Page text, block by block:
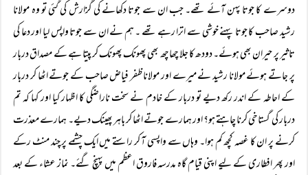
دوسرے کا جوتا پہن آئے تھے۔ جب ان سے جوتا دکھانے کی گزارش کی گئی تو وہ مولانا
رشید صاحب کا جوتا پہنے خوشی سے اترا رہے تھے ۔ ہم نے ان سے جوتا واپس لیا اور دعا کی
تاثیر پر حیران بھی ہوئے۔ دودھ کا جلا چھاچھ بھی پھونک پھونک کر پیتا ہے کے مصداق دربار
پر جاتے ہوئے مولانا رشید نے میرے اور مولانا ظفر فیاض صاحب کے جوتے اٹھا کر دربار
کے احاطہ کے اندر رکھ دیے تو دربار کے خادم نے سخت ناراضگی کا اظہار کیا اور کہا کہ تم
دربار کی گستاخی کرنا چاہتے ہو؟ اور ہمارے جوتے اٹھا کر باہر پھینک دیے۔ ہمارے معذرت
کرنے پر ان کا غصہ کچھ کم ہوا۔ وہاں سے واپسی آ کر راستے میں ایک چشمے پر چند منٹ رکے
اور پھر افطاری کے لیے اپنی قیام گاہ مدرسہ فاروق اعظم میں پہنچ گئے۔ نماز عشاء کے بعد